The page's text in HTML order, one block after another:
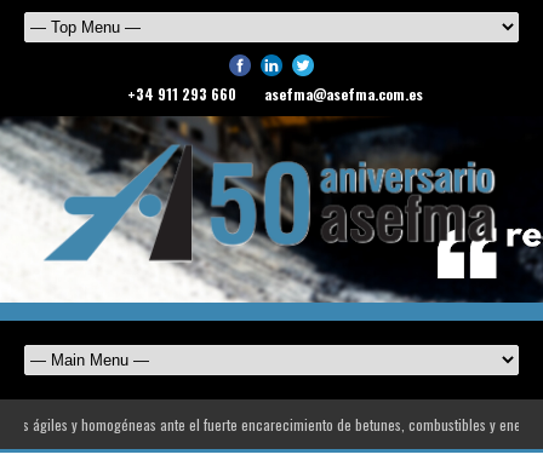
+34 911 293 660 asefma@asefma.com.es
ágiles y homogéneas ante el fuerte encarecimiento de betunes, combustibles y energía